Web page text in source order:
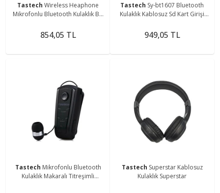
Tastech Wireless Heaphone
Mikrofonlu Bluetooth Kulaklık Bt-
854,05 TL
Tastech Sy-bt1607 Bluetooth
Kulaklık Kablosuz Sd Kart Girişi
949,05 TL
Tastech Mikrofonlu Bluetooth
Kulaklık Makaralı Titreşimli
Tastech Superstar Kablosuz
Kulaklık Superstar